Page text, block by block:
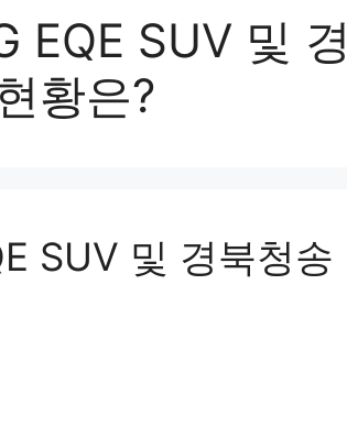
EQE SUV 및 경
황은?
SUV 및 경북청송